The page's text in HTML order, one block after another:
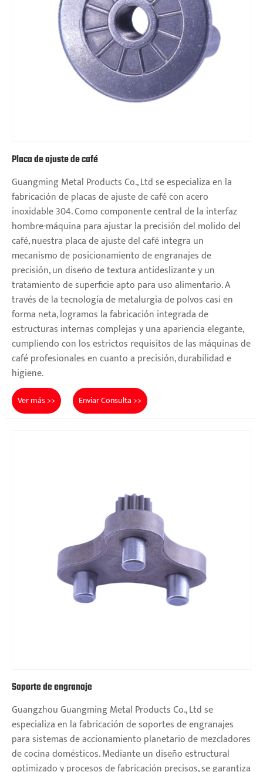
Placa de ajuste de café
Guangming Metal Products Co., Ltd se especializa en la
fabricación de placas de ajuste de café con acero
inoxidable 304. Como componente central de la interfaz
hombre-máquina para ajustar la precisión del molido del
café, nuestra placa de ajuste del café integra un
mecanismo de posicionamiento de engranajes de
precisión, un diseño de textura antideslizante y un
tratamiento de superficie apto para uso alimentario. A
través de la tecnología de metalurgia de polvos casi en
forma neta, logramos la fabricación integrada de
estructuras internas complejas y una apariencia elegante,
cumpliendo con los estrictos requisitos de las máquinas de
café profesionales en cuanto a precisión, durabilidad e
higiene.
Ver más >> Enviar Consulta >>
Soporte de engranaje
Guangzhou Guangming Metal Products Co., Ltd se
especializa en la fabricación de soportes de engranajes
para sistemas de accionamiento planetario de mezcladores
de cocina domésticos. Mediante un diseño estructural